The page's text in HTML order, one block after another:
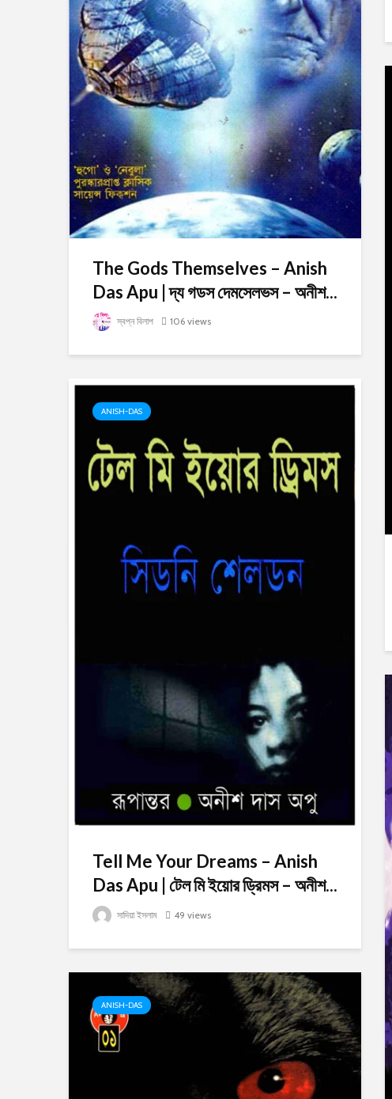
The Gods Themselves – Anish
Das Apu | দ্য গডস দেমসেলভস – অনীশ...
স্বপ্ন বিলাপ 106 views
ANISH-DAS
Tell Me Your Dreams – Anish
Das Apu | টেল মি ইয়োর ড্রিমস – অনীশ...
সাদিয়া ইসলাম 49 views
ANISH-DAS